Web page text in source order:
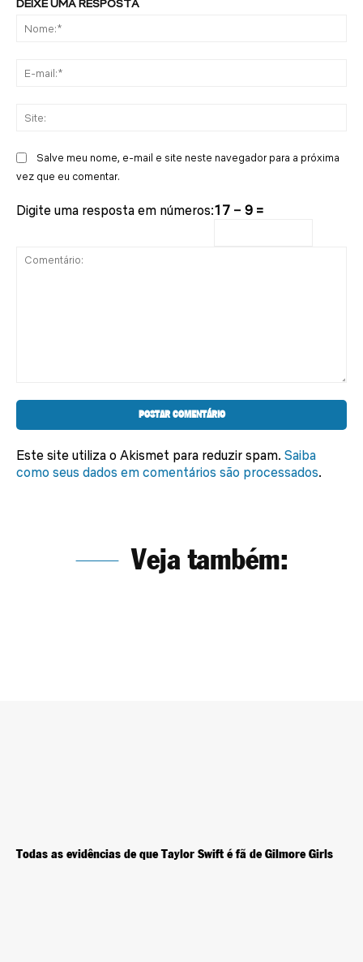
DEIXE UMA RESPOSTA
Salve meu nome, e-mail e site neste navegador para a próxima
vez que eu comentar.
Digite uma resposta em números:17 − 9 =
Este site utiliza o Akismet para reduzir spam. Saiba
como seus dados em comentários são processados.
Veja também:
Todas as evidências de que Taylor Swift é fã de Gilmore Girls